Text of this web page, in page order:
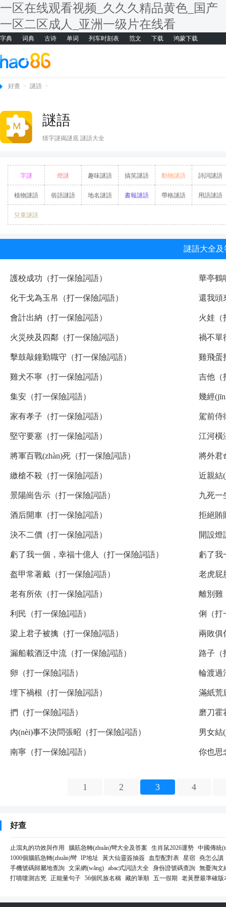
一区在线观看视频_久久久精品黄色_国产
一区二区成人_亚洲一级片在线看
字典 词典 古诗 单词 列车时刻表 范文 下载 鸿蒙下载
好查 > 謎語 >
謎語
猜字謎揭謎底 謎語大全
字謎 燈謎 趣味謎語 搞笑謎語 動物謎語 詩詞謎語
植物謎語 俗語謎語 地名謎語 書報謎語 帶格謎語 用語謎語
兒童謎語
謎語大全及
護校成功（打一保險詞語） 華亭鶴
化干戈為玉帛（打一保險詞語） 還我頭
會計出納（打一保險詞語） 火娃（
火災殃及四鄰（打一保險詞語） 禍不單
擊鼓敲鐘勤職守（打一保險詞語） 雞飛蛋
雞犬不寧（打一保險詞語） 吉他（
集安（打一保險詞語） 幾經
家有孝子（打一保險詞語） 駕前侍
堅守要塞（打一保險詞語） 江河橫
將軍百戰(zhàn)死（打一保險詞語） 將外君
繳槍不殺（打一保險詞語） 近親結
景陽崗告示（打一保險詞語） 九死一
酒后開車（打一保險詞語） 拒絕賄
決不二價（打一保險詞語） 開設燈
虧了我一個，幸福十億人（打一保險詞語） 虧了我
盔甲常著戴（打一保險詞語） 老虎屁
老有所依（打一保險詞語） 離別難
利民（打一保險詞語） 俐（打
梁上君子被擒（打一保險詞語） 兩敗俱
漏船載酒泛中流（打一保險詞語） 路子（
卵（打一保險詞語） 輪渡過
埋下禍根（打一保險詞語） 滿紙荒
捫（打一保險詞語） 磨刀霍
內(nèi)事不決問張昭（打一保險詞語） 男女結
南寧（打一保險詞語） 你也思
1 2 3 4
好查
止瀉丸的功效與作用 腦筋急轉(zhuǎn)彎大全及答案 生肖鼠2026運勢 中國傳統
1000個腦筋急轉(zhuǎn)彎 IP地址 黃大仙靈簽抽簽 血型配對表 星宿 堯怎么讀
手機號碼歸屬地查詢 文采網(wǎng) abac式詞語大全 身份證號碼查詢 無憂淘文
打噴嚏測吉兇 正能量句子 56個民族名稱 藏的筆順 五一假期 老黃歷最準確版